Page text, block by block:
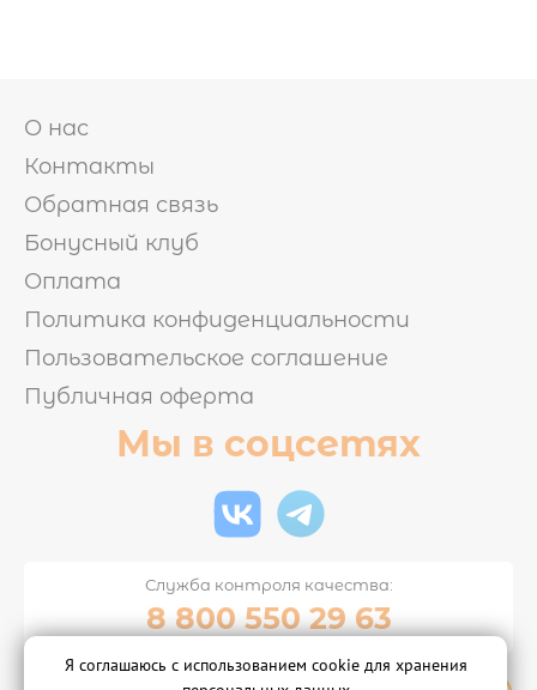
О нас
Контакты
Обратная связь
Бонусный клуб
Оплата
Политика конфиденциальности
Пользовательское соглашение
Публичная оферта
Мы в соцсетях
Служба контроля качества:
8 800 550 29 63
Я соглашаюсь с использованием cookie для хранения